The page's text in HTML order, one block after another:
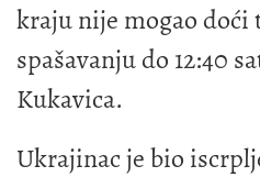
kraju nije mogao
spašavanju do 12:40
Kukavica.
Ukrajinac je bio